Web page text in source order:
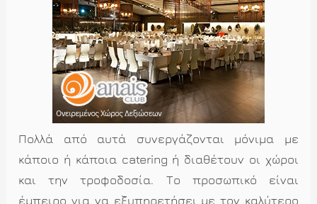
Πολλά από αυτά συνεργάζονται μόνιμα με
κάποιο ή κάποια catering ή διαθέτουν οι χώροι
και την τροφοδοσία. Το προσωπικό είναι
έμπειρο για να εξυπηρετήσει με τον καλύτερο